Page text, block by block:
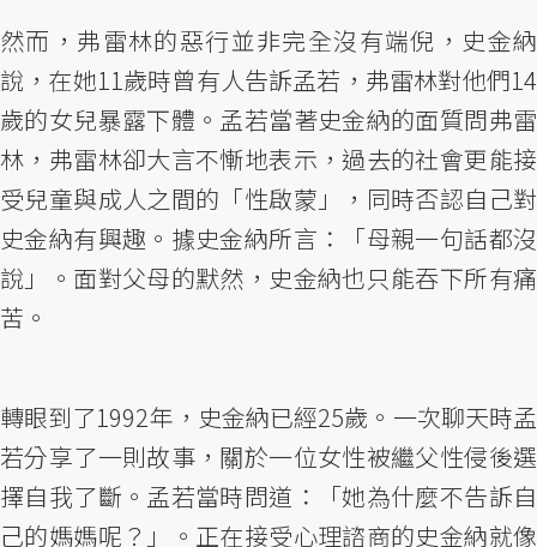
然而，弗雷林的惡行並非完全沒有端倪，史金納
說，在她11歲時曾有人告訴孟若，弗雷林對他們14
歲的女兒暴露下體。孟若當著史金納的面質問弗雷
林，弗雷林卻大言不慚地表示，過去的社會更能接
受兒童與成人之間的「性啟蒙」，同時否認自己對
史金納有興趣。據史金納所言：「母親一句話都沒
說」。面對父母的默然，史金納也只能吞下所有痛
苦。
轉眼到了1992年，史金納已經25歲。一次聊天時孟
若分享了一則故事，關於一位女性被繼父性侵後選
擇自我了斷。孟若當時問道：「她為什麼不告訴自
己的媽媽呢？」。正在接受心理諮商的史金納就像